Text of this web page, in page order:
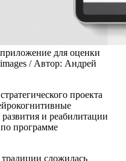
для оценки
/ Автор: Андрей
проекта
и реабилитации
программе
сложилась